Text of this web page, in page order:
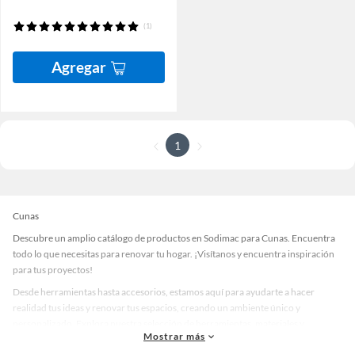
(1)
Agregar
1
Cunas
Descubre un amplio catálogo de productos en Sodimac para Cunas. Encuentra
todo lo que necesitas para renovar tu hogar. ¡Visítanos y encuentra inspiración
para tus proyectos!
Desde herramientas hasta accesorios, estamos aquí para ayudarte a hacer
realidad tus ideas y renovar tus espacios, creando un ambiente único y
accesorios de calidad que te ayudarán a crear un espacio más tú.
Mostrar más